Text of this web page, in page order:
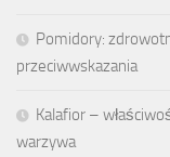
Pomidory:
przeciwwskazania
Kalafior –
warzywa